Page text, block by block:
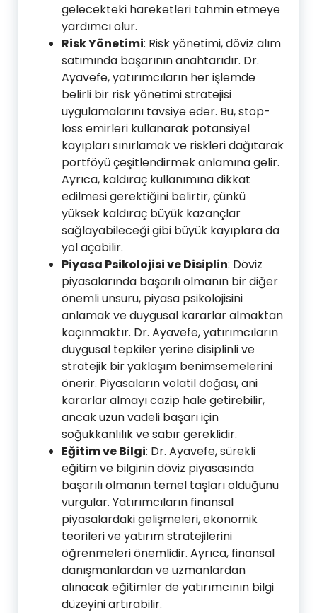
gelecekteki hareketleri tahmin etmeye
yardımcı olur.
Risk Yönetimi: Risk yönetimi, döviz alım
satımında başarının anahtarıdır. Dr.
Ayavefe, yatırımcıların her işlemde
belirli bir risk yönetimi stratejisi
uygulamalarını tavsiye eder. Bu, stop-
loss emirleri kullanarak potansiyel
kayıpları sınırlamak ve riskleri dağıtarak
portföyü çeşitlendirmek anlamına gelir.
Ayrıca, kaldıraç kullanımına dikkat
edilmesi gerektiğini belirtir, çünkü
yüksek kaldıraç büyük kazançlar
sağlayabileceği gibi büyük kayıplara da
yol açabilir.
Piyasa Psikolojisi ve Disiplin: Döviz
piyasalarında başarılı olmanın bir diğer
önemli unsuru, piyasa psikolojisini
anlamak ve duygusal kararlar almaktan
kaçınmaktır. Dr. Ayavefe, yatırımcıların
duygusal tepkiler yerine disiplinli ve
stratejik bir yaklaşım benimsemelerini
önerir. Piyasaların volatil doğası, ani
kararlar almayı cazip hale getirebilir,
ancak uzun vadeli başarı için
soğukkanlılık ve sabır gereklidir.
Eğitim ve Bilgi: Dr. Ayavefe, sürekli
eğitim ve bilginin döviz piyasasında
başarılı olmanın temel taşları olduğunu
vurgular. Yatırımcıların finansal
piyasalardaki gelişmeleri, ekonomik
teorileri ve yatırım stratejilerini
öğrenmeleri önemlidir. Ayrıca, finansal
danışmanlardan ve uzmanlardan
alınacak eğitimler de yatırımcının bilgi
düzeyini artırabilir.